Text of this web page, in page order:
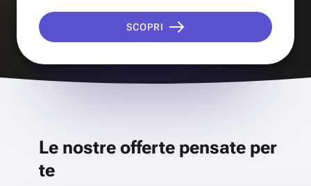
SCOPRI
Le nostre offerte pensate per
te